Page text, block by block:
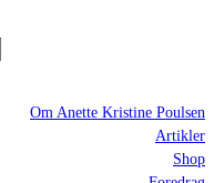
Om Anette Kristine Poulsen
Artikler
Shop